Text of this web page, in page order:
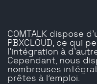
COMTALK dispose
PBXCLOUD, ce qui
l'intégration à
Cependant, nous
nombreuses
prêtes à l'emploi.